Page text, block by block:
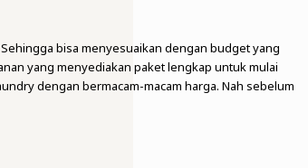
bisa menyesuaikan dengan budget yang
yang menyediakan paket lengkap untuk mulai
dengan bermacam-macam harga. Nah sebelum